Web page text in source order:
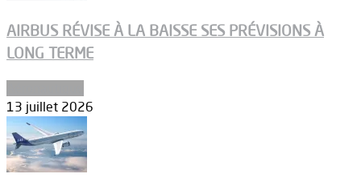
AIRBUS RÉVISE À LA BAISSE SES PRÉVISIONS À
LONG TERME
13 juillet 2026